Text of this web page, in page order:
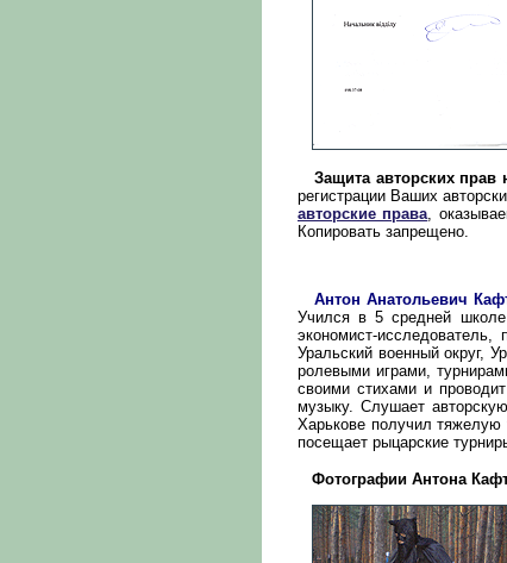
Защита авторских прав
регистрации Ваших
авторские права,
Копировать запрещено.
Антон Анатольевич
Учился в 5 средней школе
экономист-
Уральский военный округ,
ролевыми играми,
своими стихами и
музыку. Слушает
Харькове получил тяжелую
посещает рыцарские
Фотографии Антона